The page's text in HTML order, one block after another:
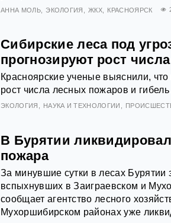
АННА МОЛЬ ЭКОЛОГИЯ ЖКХ КРАСНОЯРСК
Сибирские леса под
прогнозируют рост
Красноярские ученые выяснили,
рост числа лесных пожаров и
ЭКОЛОГИЯ НАУКА И ТЕХНОЛОГИИ
В Бурятии
пожара
За минувшие сутки в лесах Бурятии
вспыхнувших в Заиграевском и
сообщает агентство лесного
Мухоршибирском районах уже